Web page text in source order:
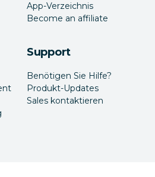
App-Verzeichnis
Become an affiliate
Support
Benötigen Sie Hilfe?
Produkt-Updates
Sales kontaktieren